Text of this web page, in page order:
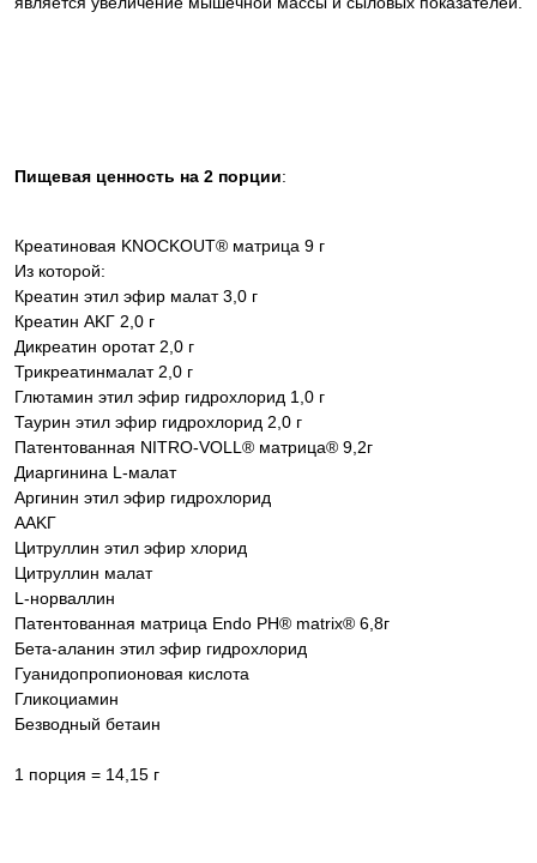
Пищевая ценность на 2 порции:
Креатиновая KNOCKOUT® матрица 9 г
Из которой:
Креатин этил эфир малат 3,0 г
Креатин AKГ 2,0 г
Дикреатин оротат 2,0 г
Трикреатинмалат 2,0 г
Глютамин этил эфир гидрохлорид 1,0 г
Таурин этил эфир гидрохлорид 2,0 г
Патентованная NITRO-VOLL® матрица® 9,2г
Диаргинина L-малат
Аргинин этил эфир гидрохлорид
AAKГ
Цитруллин этил эфир хлорид
Цитруллин малат
L-норваллин
Патентованная матрица Endo PH® matrix® 6,8г
Бета-аланин этил эфир гидрохлорид
Гуанидопропионовая кислота
Гликоциамин
Безводный бетаин
1 порция = 14,15 г